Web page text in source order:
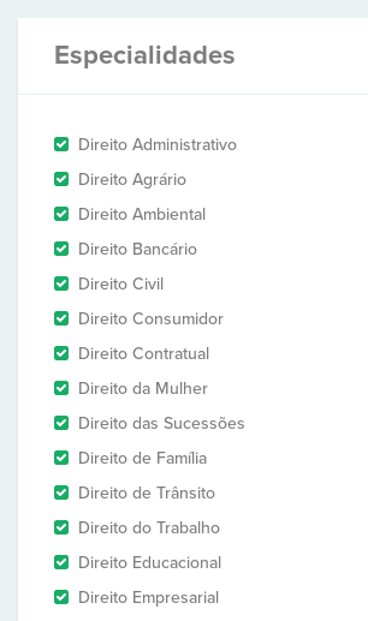
Especialidades
Direito Administrativo
Direito Agrário
Direito Ambiental
Direito Bancário
Direito Civil
Direito Consumidor
Direito Contratual
Direito da Mulher
Direito das Sucessões
Direito de Família
Direito de Trânsito
Direito do Trabalho
Direito Educacional
Direito Empresarial